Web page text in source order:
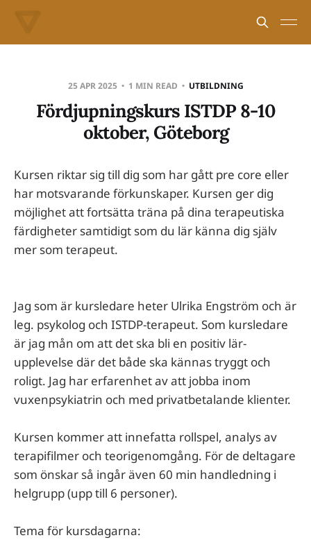
25 APR 2025 1 MIN READ UTBILDNING
Fördjupningskurs ISTDP 8-10
oktober, Göteborg
Kursen riktar sig till dig som har gått pre core eller
har motsvarande förkunskaper. Kursen ger dig
möjlighet att fortsätta träna på dina terapeutiska
färdigheter samtidigt som du lär känna dig själv
mer som terapeut.
Jag som är kursledare heter Ulrika Engström och är
leg. psykolog och ISTDP-terapeut. Som kursledare
är jag mån om att det ska bli en positiv lär-
upplevelse där det både ska kännas tryggt och
roligt. Jag har erfarenhet av att jobba inom
vuxenpsykiatrin och med privatbetalande klienter.
Kursen kommer att innefatta rollspel, analys av
terapifilmer och teorigenomgång. För de deltagare
som önskar så ingår även 60 min handledning i
helgrupp (upp till 6 personer).
Tema för kursdagarna: